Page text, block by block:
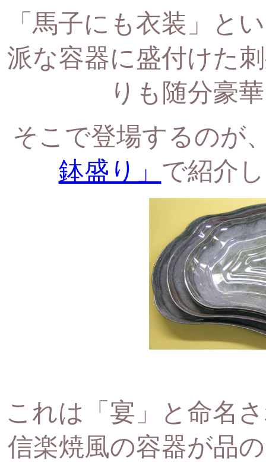
「馬子にも衣装」と
派な容器に盛付けた
りも随分豪
そこで登場するのが
鉢盛り」 で紹介
これは「宴」と命名
信楽焼風の容器が品